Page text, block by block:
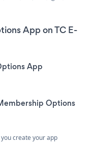
App on TC E-
App
Options
create your app